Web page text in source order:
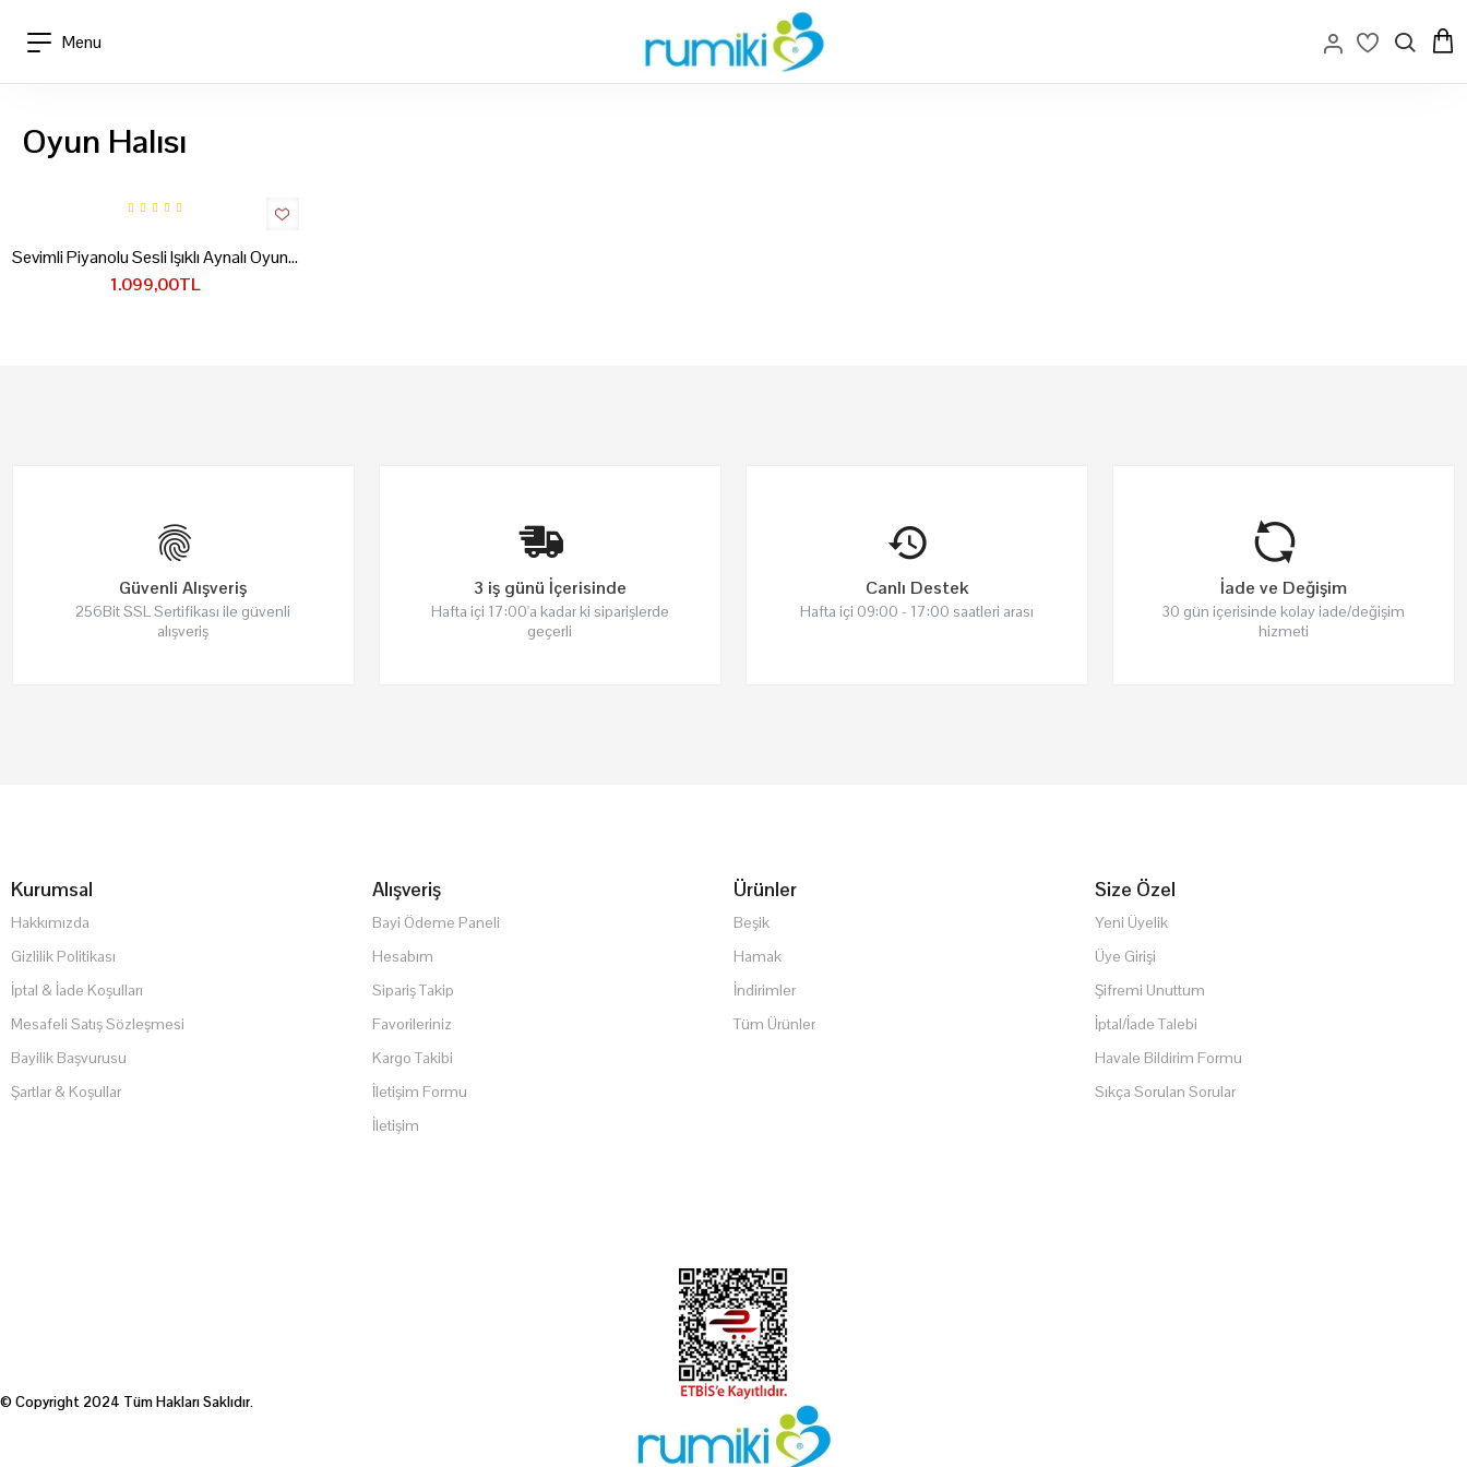
Menu
Oyun Halısı
Sevimli Piyanolu Sesli Işıklı Aynalı Oyun Halısı
1.099,00TL
Güvenli Alışveriş
256Bit SSL Sertifikası ile güvenli
alışveriş
3 iş günü İçerisinde
Hafta içi 17:00'a kadar ki siparişlerde
geçerli
Canlı Destek
Hafta içi 09:00 - 17:00 saatleri arası
İade ve Değişim
30 gün içerisinde kolay iade/değişim
hizmeti
Kurumsal
Hakkımızda
Gizlilik Politikası
İptal & İade Koşulları
Mesafeli Satış Sözleşmesi
Bayilik Başvurusu
Şartlar & Koşullar
Alışveriş
Bayi Ödeme Paneli
Hesabım
Sipariş Takip
Favorileriniz
Kargo Takibi
İletişim Formu
İletişim
Ürünler
Beşik
Hamak
İndirimler
Tüm Ürünler
Size Özel
Yeni Üyelik
Üye Girişi
Şifremi Unuttum
İptal/İade Talebi
Havale Bildirim Formu
Sıkça Sorulan Sorular
© Copyright 2024 Tüm Hakları Saklıdır.